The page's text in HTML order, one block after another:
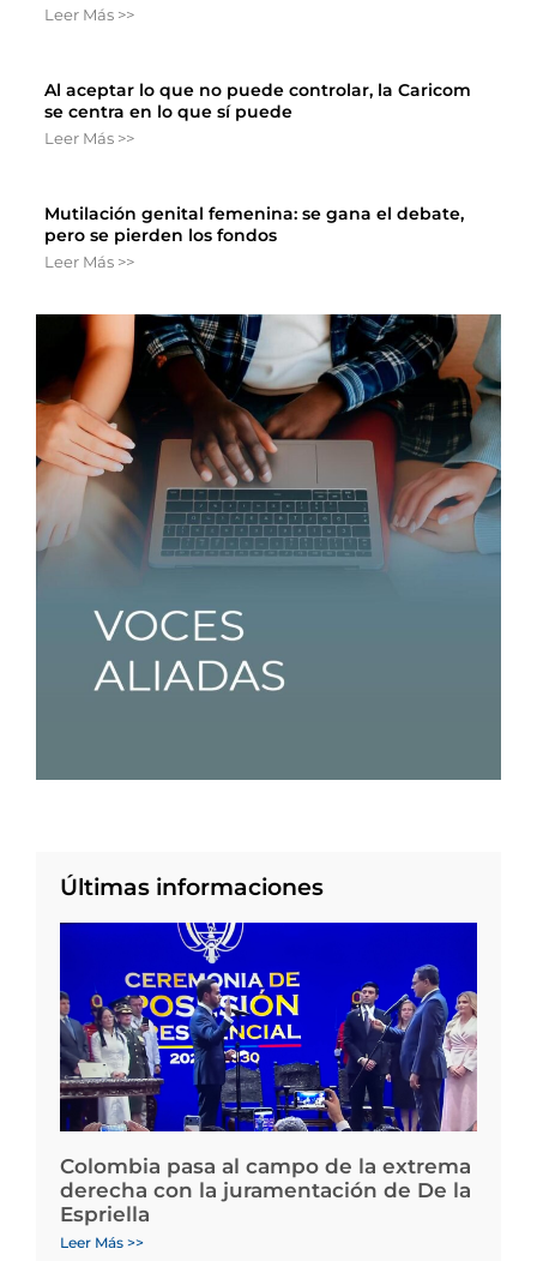
Leer Más >>
Al aceptar lo que no puede controlar, la Caricom
se centra en lo que sí puede
Leer Más >>
Mutilación genital femenina: se gana el debate,
pero se pierden los fondos
Leer Más >>
Últimas informaciones
Colombia pasa al campo de la extrema
derecha con la juramentación de De la
Espriella
Leer Más >>